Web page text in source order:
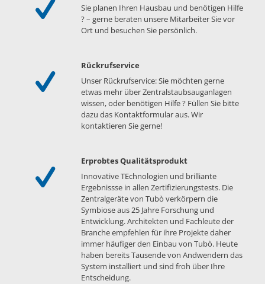
Sie planen Ihren Hausbau und benötigen Hilfe
? – gerne beraten unsere Mitarbeiter Sie vor
Ort und besuchen Sie persönlich.
Rückrufservice
Unser Rückrufservice: Sie möchten gerne
etwas mehr über Zentralstaubsauganlagen
wissen, oder benötigen Hilfe ? Füllen Sie bitte
dazu das Kontaktformular aus. Wir
kontaktieren Sie gerne!
Erprobtes Qualitätsprodukt
Innovative TEchnologien und brilliante
Ergebnissse in allen Zertifizierungstests. Die
Zentralgeräte von Tubò verkörpern die
Symbiose aus 25 Jahre Forschung und
Entwicklung. Architekten und Fachleute der
Branche empfehlen für ihre Projekte daher
immer häufiger den Einbau von Tubò. Heute
haben bereits Tausende von Andwendern das
System installiert und sind froh über Ihre
Entscheidung.